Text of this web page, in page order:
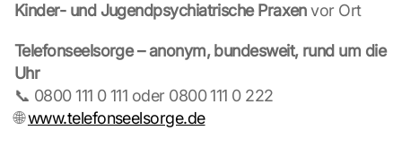
Kinder- und Jugendpsychiatrische Praxen vor Ort
Telefonseelsorge – anonym, bundesweit, rund um die
Uhr
📞 0800 111 0 111 oder 0800 111 0 222
🌐 www.telefonseelsorge.de
d
o
g
l